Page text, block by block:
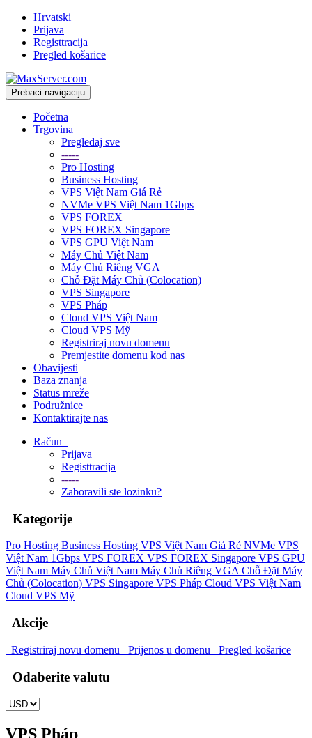
Hrvatski
Prijava
Registtracija
Pregled košarice
Prebaci navigaciju
Početna
Trgovina
Pregledaj sve
-----
Pro Hosting
Business Hosting
VPS Việt Nam Giá Rẻ
NVMe VPS Việt Nam 1Gbps
VPS FOREX
VPS FOREX Singapore
VPS GPU Việt Nam
Máy Chủ Việt Nam
Máy Chủ Riêng VGA
Chỗ Đặt Máy Chủ (Colocation)
VPS Singapore
VPS Pháp
Cloud VPS Việt Nam
Cloud VPS Mỹ
Registriraj novu domenu
Premjestite domenu kod nas
Obavijesti
Baza znanja
Status mreže
Podružnice
Kontaktirajte nas
Račun
Prijava
Registtracija
-----
Zaboravili ste lozinku?
Kategorije
Pro Hosting Business Hosting VPS Việt Nam Giá Rẻ NVMe VPS
Việt Nam 1Gbps VPS FOREX VPS FOREX Singapore VPS GPU
Việt Nam Máy Chủ Việt Nam Máy Chủ Riêng VGAChỗ Đặt Máy
Chủ (Colocation) VPS Singapore VPS Pháp Cloud VPS Việt Nam
Cloud VPS Mỹ
Akcije
Registriraj novu domenu Prijenos u domenu Pregled košarice
Odaberite valutu
VPS Pháp